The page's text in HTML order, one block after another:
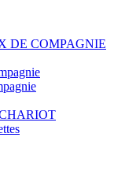
DE COMPAGNIE